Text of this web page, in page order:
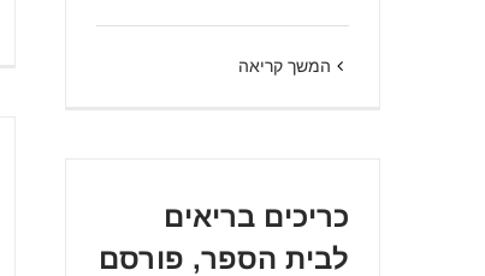
המשך קריאה
כריכים בריאים
לבית הספר, פורסם